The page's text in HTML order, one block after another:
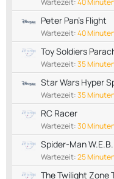
Wartezeit:40
Peter Pan's Flight
Wartezeit:40
Toy Soldiers
Wartezeit:35
Star Wars Hyper
Wartezeit:35
RC Racer
Wartezeit:30
Spider-Man
Wartezeit:25
The Twilight Zone